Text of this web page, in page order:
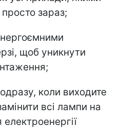
зараз;
щоб уникнути
коли виходите
всі лампи на